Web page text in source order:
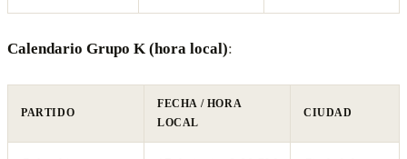
Calendario Grupo K (hora local):
PARTIDO
FECHA / HORA
LOCAL
CIUDAD